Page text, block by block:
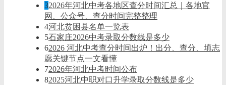
32026年河北中考各地区查分时间汇总｜各地官
网、公众号、查分时间完整整理
4河北贫困县名单一览表
5石家庄2026中考录取分数线是多少
62026 河北中考查分时间出炉！出分、查分、填志
愿关键节点一文看懂
72026年河北中考时间公布
82025河北中职对口升学录取分数线是多少